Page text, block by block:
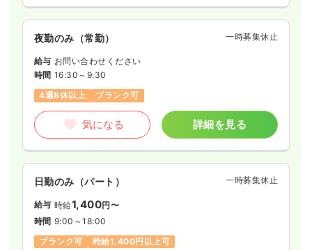
夜勤のみ（常勤） 一時募集休止
給与 お問い合わせください
時間 16:30～9:30
4週8休以上
ブランク可
気になる 詳細を見る
日勤のみ（パート） 一時募集休止
給与 時給1,400円〜
時間 9:00～18:00
ブランク可
時給1,400円以上可